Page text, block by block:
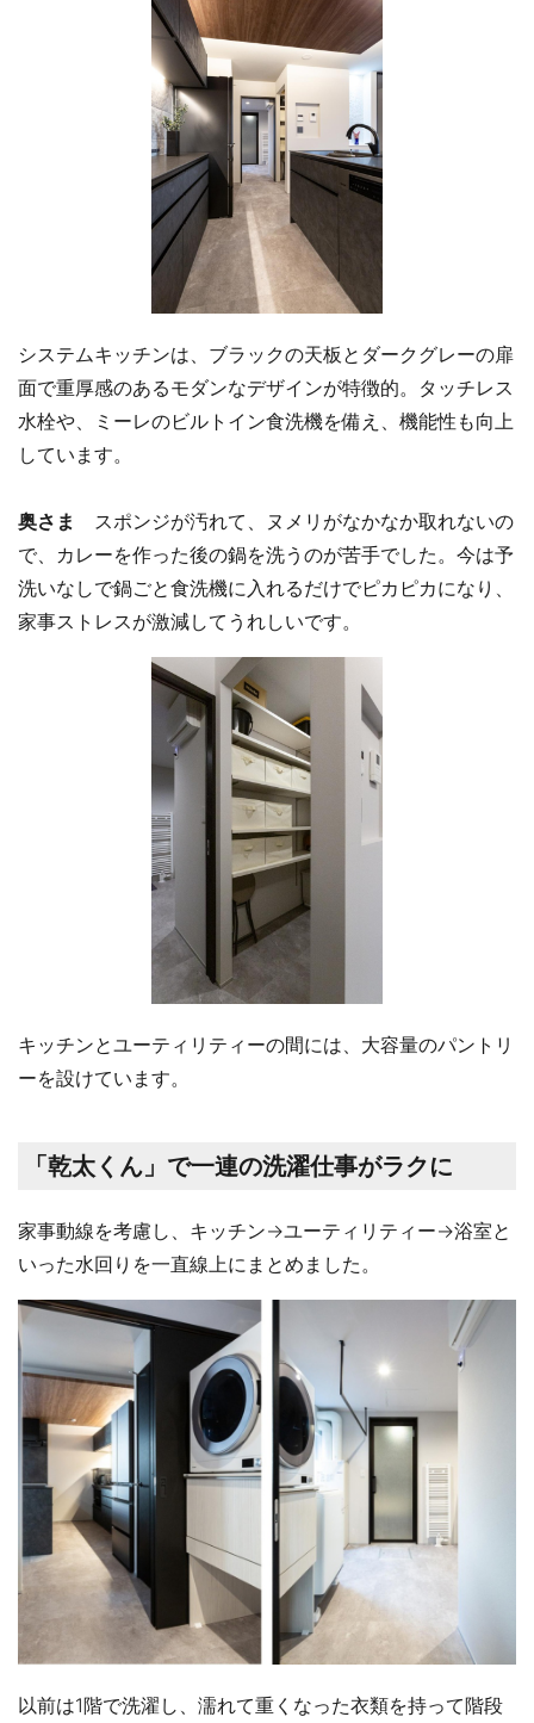
システムキッチンは、ブラックの天板とダークグレーの扉
面で重厚感のあるモダンなデザインが特徴的。タッチレス
水栓や、ミーレのビルトイン食洗機を備え、機能性も向上
しています。
奥さま
スポンジが汚れて、ヌメリがなかなか取れないの
で、カレーを作った後の鍋を洗うのが苦手でした。今は予
洗いなしで鍋ごと食洗機に入れるだけでピカピカになり、
家事ストレスが激減してうれしいです。
キッチンとユーティリティーの間には、大容量のパントリ
ーを設けています。
「乾太くん」で一連の洗濯仕事がラクに
家事動線を考慮し、キッチン→ユーティリティー→浴室と
いった水回りを一直線上にまとめました。
以前は1階で洗濯し、濡れて重くなった衣類を持って階段